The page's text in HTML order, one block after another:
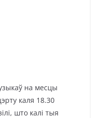
на месцы
каля 18.30
што калі тыя